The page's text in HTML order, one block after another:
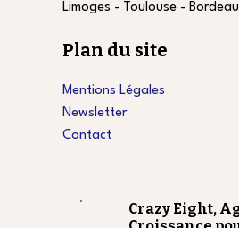
Limoges - Toulouse -
Plan du site
Mentions Légales
Newsletter
Contact
Crazy Eight,